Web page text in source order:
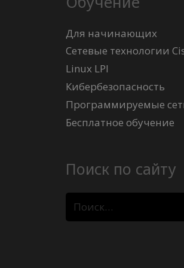
Для начинающих
Сетевые технологии
Linux LPI
Кибербезопасность
Программируемые
Бесплатное обучение
Поиск по сайту
Найти: